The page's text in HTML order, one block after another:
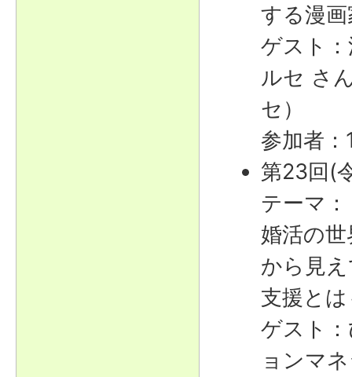
する漫
ゲスト
ルセ さ
セ）
参加者：
第23回(
テーマ
婚活の
から見
支援と
ゲスト
ョンマ